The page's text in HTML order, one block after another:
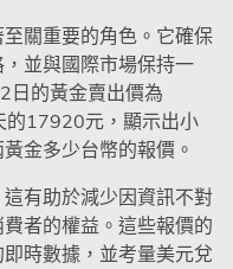
關重要的角色。它確保
並與國際市場保持一
日的黃金賣出價為
的17920元，顯示出小
金多少台幣的報價。
有助於減少因資訊不對
者的權益。這些報價的
時數據，並考量美元兌